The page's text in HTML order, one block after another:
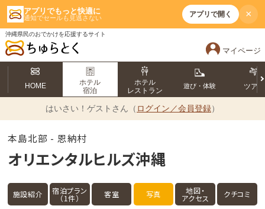
アプリでもっと快適に
通知でセールも見逃さない アプリで開く ×
沖縄県民のおでかけを応援するサイト
マイページ
HOME
ホテル
宿泊
ホテル
レストラン
遊び・体験 ツアー
はいさい！ ゲストさん（ ログイン／会員登録）
本島北部 - 恩納村
オリエンタルヒルズ沖縄
施設紹介 宿泊プラン
（1件） 客室 写真 地図・
アクセス クチコミ